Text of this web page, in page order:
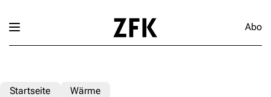
Abo
Startseite Wärme